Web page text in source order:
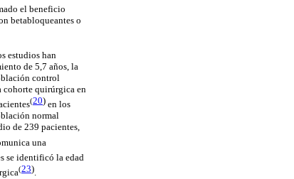
el beneficio
betabloqueantes o
estudios han
de 5,7 años, la
control
cohorte quirúrgica en
(20) en los
normal
de 239 pacientes,
una
se identificó la edad
(23).